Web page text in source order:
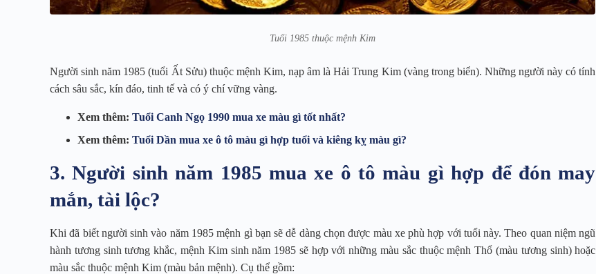
Tuổi 1985 thuộc mệnh Kim
Người sinh năm 1985 (tuổi Ất Sửu) thuộc mệnh Kim, nạp âm là Hải Trung Kim (vàng trong biển). Những người này có tính
cách sâu sắc, kín đáo, tinh tế và có ý chí vững vàng.
Xem thêm: Tuổi Canh Ngọ 1990 mua xe màu gì tốt nhất?
Xem thêm: Tuổi Dần mua xe ô tô màu gì hợp tuổi và kiêng kỵ màu gì?
3. Người sinh năm 1985 mua xe ô tô màu gì hợp để đón may
mắn, tài lộc?
Khi đã biết người sinh vào năm 1985 mệnh gì bạn sẽ dễ dàng chọn được màu xe phù hợp với tuổi này. Theo quan niệm ngũ
hành tương sinh tương khắc, mệnh Kim sinh năm 1985 sẽ hợp với những màu sắc thuộc mệnh Thổ (màu tương sinh) hoặc
màu sắc thuộc mệnh Kim (màu bản mệnh). Cụ thể gồm: